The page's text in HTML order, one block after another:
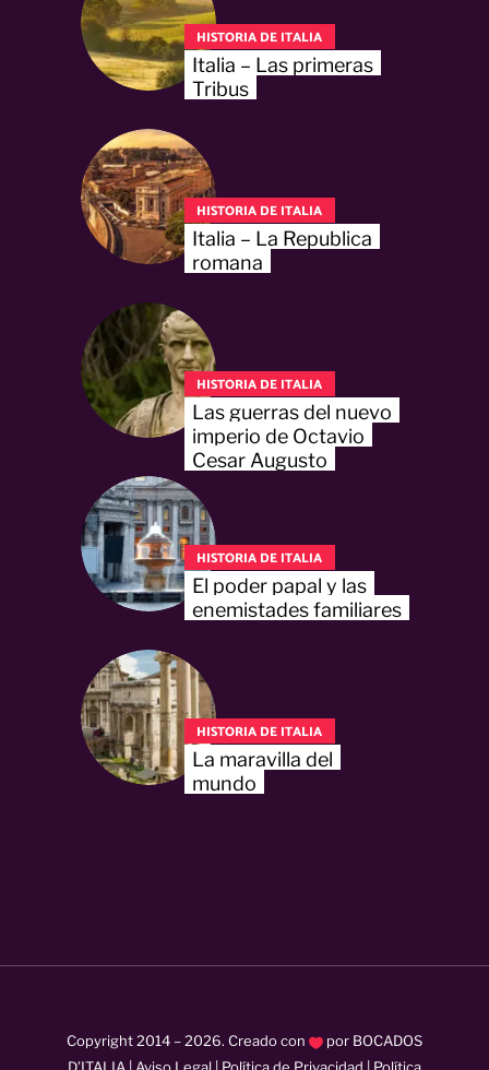
HISTORIA DE ITALIA
Italia – Las primeras
Tribus
HISTORIA DE ITALIA
Italia – La Republica
romana
HISTORIA DE ITALIA
Las guerras del nuevo
imperio de Octavio
Cesar Augusto
HISTORIA DE ITALIA
El poder papal y las
enemistades familiares
HISTORIA DE ITALIA
La maravilla del
mundo
Copyright 2014 –2026. Creado con por BOCADOS